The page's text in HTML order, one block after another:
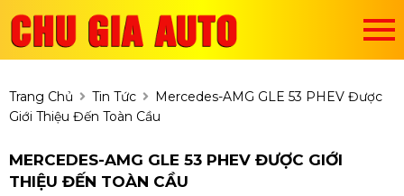
Trang Chủ Tin Tức
Mercedes-AMG GLE 53 PHEV Được
Giới Thiệu Đến Toàn Cầu
MERCEDES-AMG GLE 53 PHEV ĐƯỢC GIỚI
THIỆU ĐẾN TOÀN CẦU